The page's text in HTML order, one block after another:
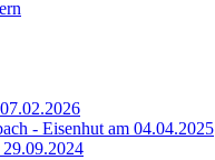
- Eisenhut am 04.04.2025